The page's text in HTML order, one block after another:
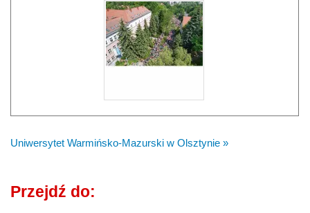
Uniwersytet Warmińsko-Mazurski w Olsztynie »
Przejdź do: